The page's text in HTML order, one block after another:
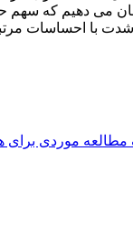
مطالعه موردی